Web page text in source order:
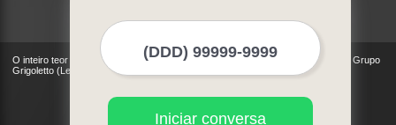
O inteiro teor deste site está sujeito à proteção de direitos autorais. Copyright© Grupo
Grigoletto (Lei 9610 de 19/02/1998)
Iniciar conversa